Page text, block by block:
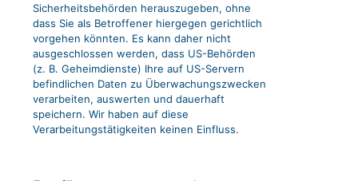
Sicherheitsbehörden herauszugeben, ohne
dass Sie als Betroffener hiergegen gerichtlich
vorgehen könnten. Es kann daher nicht
ausgeschlossen werden, dass US-Behörden
(z. B. Geheimdienste) Ihre auf US-Servern
befindlichen Daten zu Überwachungszwecken
verarbeiten, auswerten und dauerhaft
speichern. Wir haben auf diese
Verarbeitungstätigkeiten keinen Einfluss.